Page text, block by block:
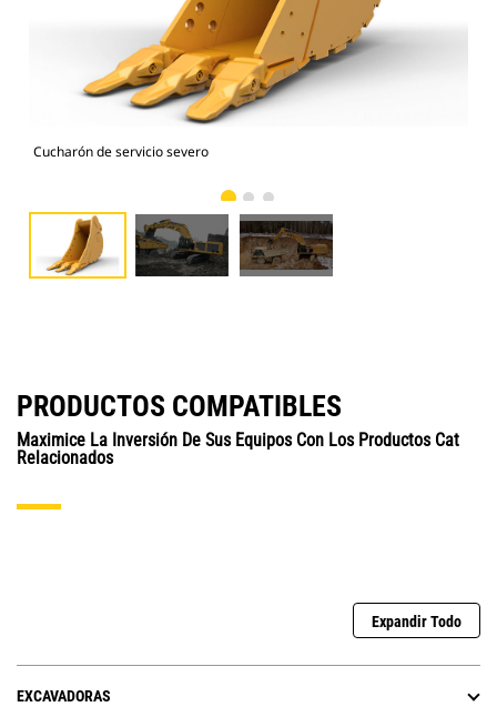
Cucharón de servicio severo
PRODUCTOS COMPATIBLES
Maximice La Inversión De Sus Equipos Con Los Productos Cat
Relacionados
Expandir Todo
EXCAVADORAS